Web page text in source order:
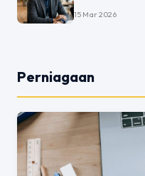
15 Mar 2026
Perniagaan